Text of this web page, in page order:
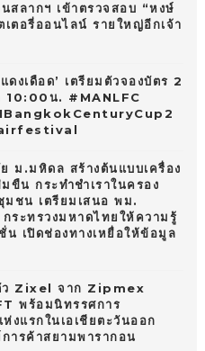
สลากฯ เข้าตรวจสอบ “หงษ์
ตอรี่ออนไลน์ รายใหญ่อีกเจ้า
ดงเดือด’ เตรียมตัวจองบัตร 2
10:00น. #MANLFC
ม.มหิดล สร้างต้นแบบเครื่อง
ขืน กระทำชำเราในครอง
มชน เตรียมเสนอ พม.
ระทรวงมหาดไทยให้ความรู้
เปิดช่องทางเหยื่อให้ข้อมูล
ว Zixel จาก Zipmex
พร้อมนิทรรศการ
แรกในเอเชียตะวันออก
ารค้าสยามพารากอน